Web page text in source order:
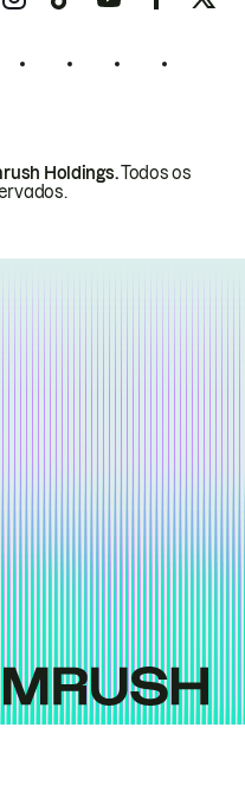
Holdings.Todos os